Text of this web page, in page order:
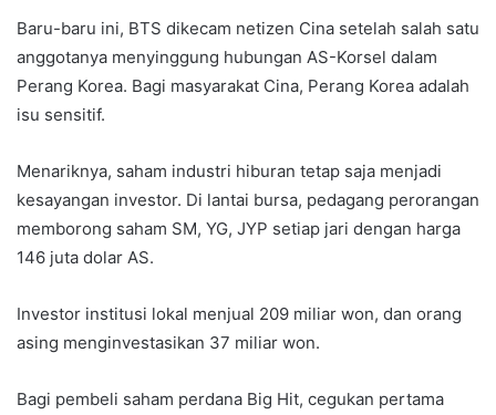
Baru-baru ini, BTS dikecam netizen Cina setelah salah satu
anggotanya menyinggung hubungan AS-Korsel dalam
Perang Korea. Bagi masyarakat Cina, Perang Korea adalah
isu sensitif.
Menariknya, saham industri hiburan tetap saja menjadi
kesayangan investor. Di lantai bursa, pedagang perorangan
memborong saham SM, YG, JYP setiap jari dengan harga
146 juta dolar AS.
Investor institusi lokal menjual 209 miliar won, dan orang
asing menginvestasikan 37 miliar won.
Bagi pembeli saham perdana Big Hit, cegukan pertama